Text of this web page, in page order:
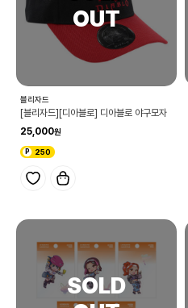
블리자드
[블리자드][디아블로] 디아블로 야구모자
25,000
250